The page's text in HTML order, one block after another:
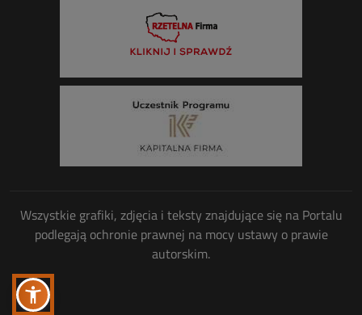
Wszystkie grafiki, zdjęcia i teksty znajdujące się na Portalu
podlegają ochronie prawnej na mocy ustawy o prawie
autorskim.